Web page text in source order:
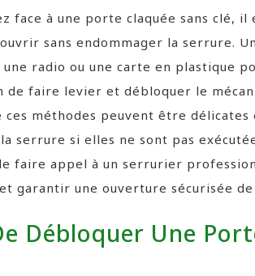
face à une porte claquée sans clé, il
sans endommager la serrure.
radio ou une carte en plastique
faire levier et débloquer le
méthodes peuvent être délicates
serrure si elles ne sont pas
faire appel à un serrurier
garantir une ouverture sécurisée
Débloquer Une